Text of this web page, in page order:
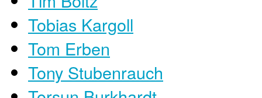
Tobias Kargoll
Tom Erben
Tony Stubenrauch